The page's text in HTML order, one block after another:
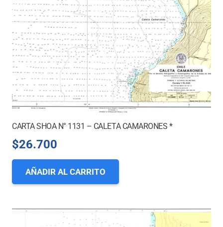
CARTA SHOA N° 1131 – CALETA CAMARONES *
$26.700
AÑADIR AL CARRITO